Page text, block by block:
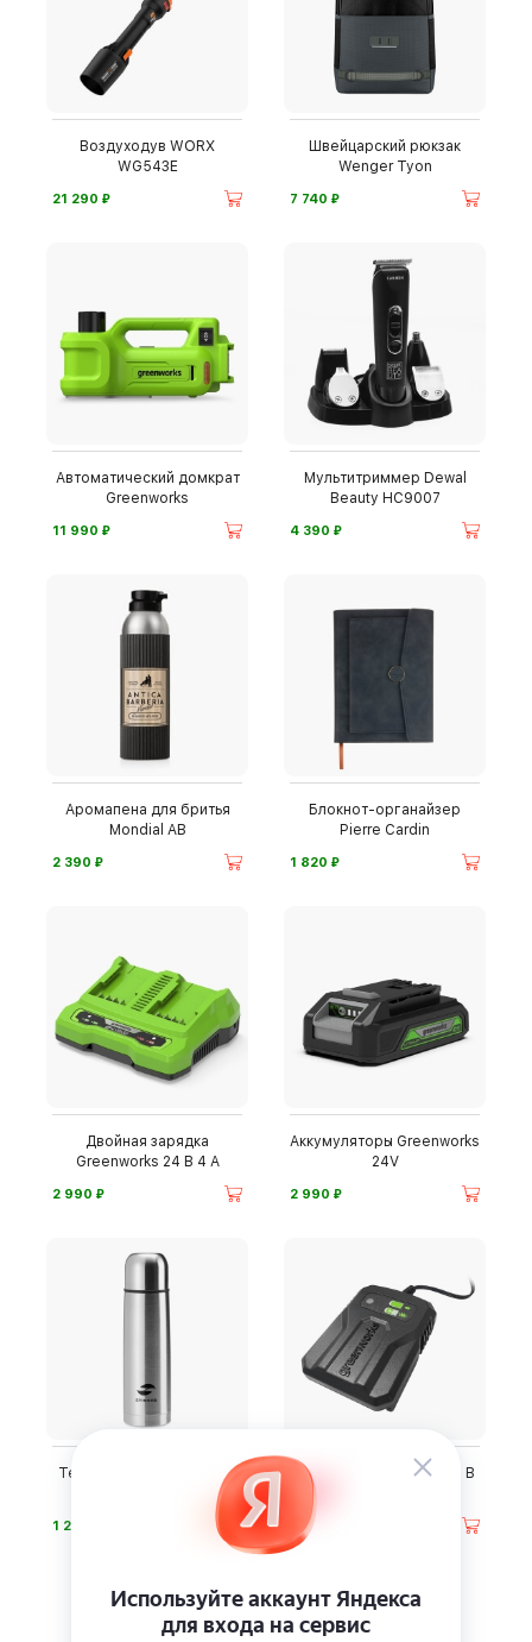
Воздуходув WORX
WG543E
21 290 ⃏
Швейцарский рюкзак
Wenger Tyon
7 740 ⃏
Автоматический домкрат
Greenworks
11 990 ⃏
Мультитриммер Dewal
Beauty HC9007
4 390 ⃏
Аромапена для бритья
Mondial AB
2 390 ⃏
Блокнот-органайзер
Pierre Cardin
1 820 ⃏
Двойная зарядка
Greenworks 24 В 4 А
2 990 ⃏
Аккумуляторы Greenworks
24V
2 990 ⃏
Термос Stinger HB-500A
1 210
Зарядка Greenworks 24 В
1 990